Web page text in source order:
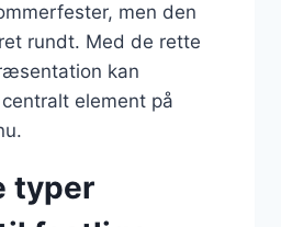
men den
rundt. Med de rette
kan
element på
typer